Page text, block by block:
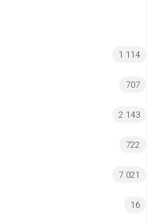
1 114
707
2 143
722
7 021
16